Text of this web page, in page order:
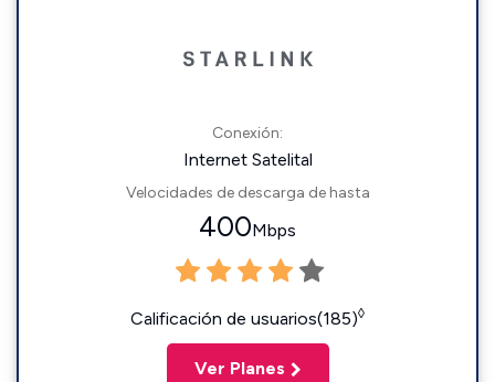
Conexión:
Internet Satelital
Velocidades de descarga de hasta
400Mbps
Calificación de usuarios(185)◊
Ver Planes